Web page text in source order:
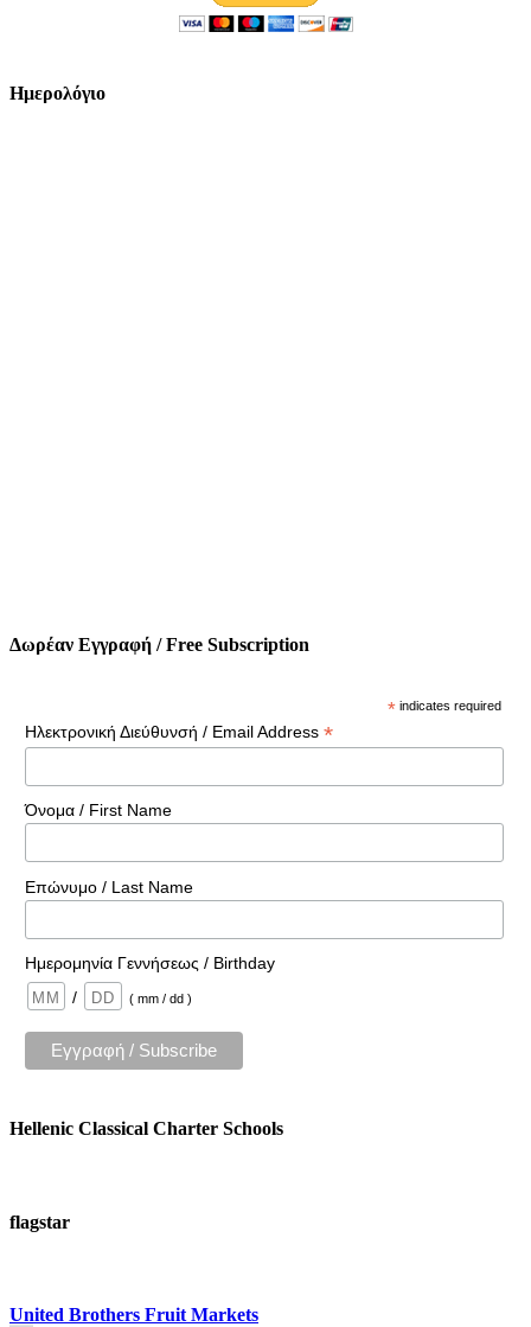
Ημερολόγιο
Δωρέαν Εγγραφή / Free Subscription
* indicates required
Ηλεκτρονική Διεύθυνσή / Email Address *
Όνομα / First Name
Επώνυμο / Last Name
Ημερομηνία Γεννήσεως / Birthday
/
( mm / dd )
Hellenic Classical Charter Schools
flagstar
United Brothers Fruit Markets